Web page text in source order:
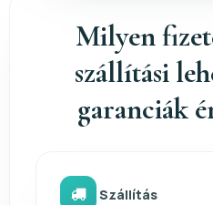
Milyen
szállítási
garanciák
Szállítás